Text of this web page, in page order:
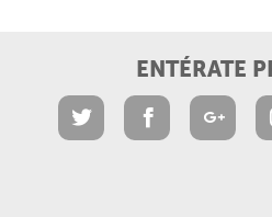
ENTÉRATE